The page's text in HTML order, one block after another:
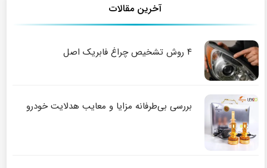
آخرین مقالات
۴ روش تشخیص چراغ فابریک اصل
بررسی بی‌طرفانه مزایا و معایب هدلایت خودرو